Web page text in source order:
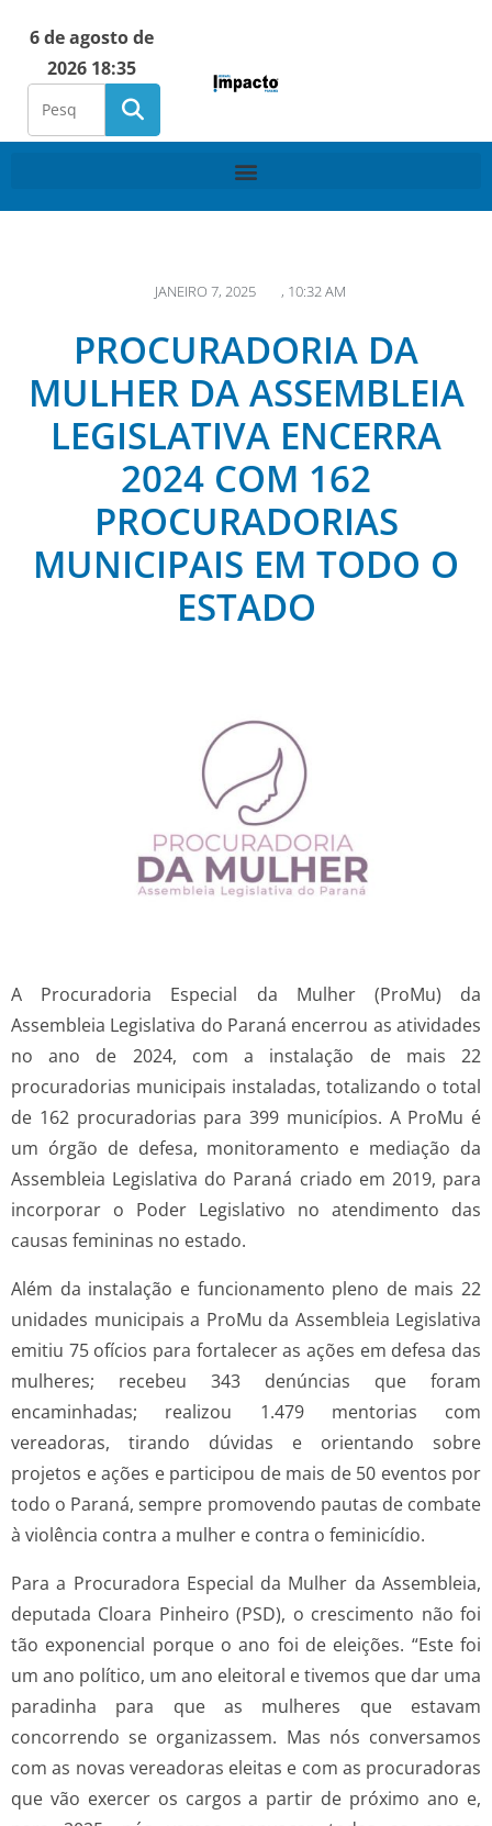
6 de agosto de
2026 18:35
JANEIRO 7, 2025 , 10:32 AM
PROCURADORIA DA
MULHER DA ASSEMBLEIA
LEGISLATIVA ENCERRA
2024 COM 162
PROCURADORIAS
MUNICIPAIS EM TODO O
ESTADO
A Procuradoria Especial da Mulher (ProMu) da
Assembleia Legislativa do Paraná encerrou as atividades
no ano de 2024, com a instalação de mais 22
procuradorias municipais instaladas, totalizando o total
de 162 procuradorias para 399 municípios. A ProMu é
um órgão de defesa, monitoramento e mediação da
Assembleia Legislativa do Paraná criado em 2019, para
incorporar o Poder Legislativo no atendimento das
causas femininas no estado.
Além da instalação e funcionamento pleno de mais 22
unidades municipais a ProMu da Assembleia Legislativa
emitiu 75 ofícios para fortalecer as ações em defesa das
mulheres; recebeu 343 denúncias que foram
encaminhadas; realizou 1.479 mentorias com
vereadoras, tirando dúvidas e orientando sobre
projetos e ações e participou de mais de 50 eventos por
todo o Paraná, sempre promovendo pautas de combate
à violência contra a mulher e contra o feminicídio.
Para a Procuradora Especial da Mulher da Assembleia,
deputada Cloara Pinheiro (PSD), o crescimento não foi
tão exponencial porque o ano foi de eleições. “Este foi
um ano político, um ano eleitoral e tivemos que dar uma
paradinha para que as mulheres que estavam
concorrendo se organizassem. Mas nós conversamos
com as novas vereadoras eleitas e com as procuradoras
que vão exercer os cargos a partir de próximo ano e,